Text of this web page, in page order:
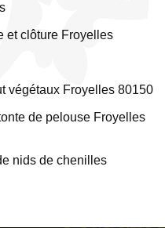
et clôture Froyelles
végétaux Froyelles 80150
de pelouse Froyelles
nids de chenilles